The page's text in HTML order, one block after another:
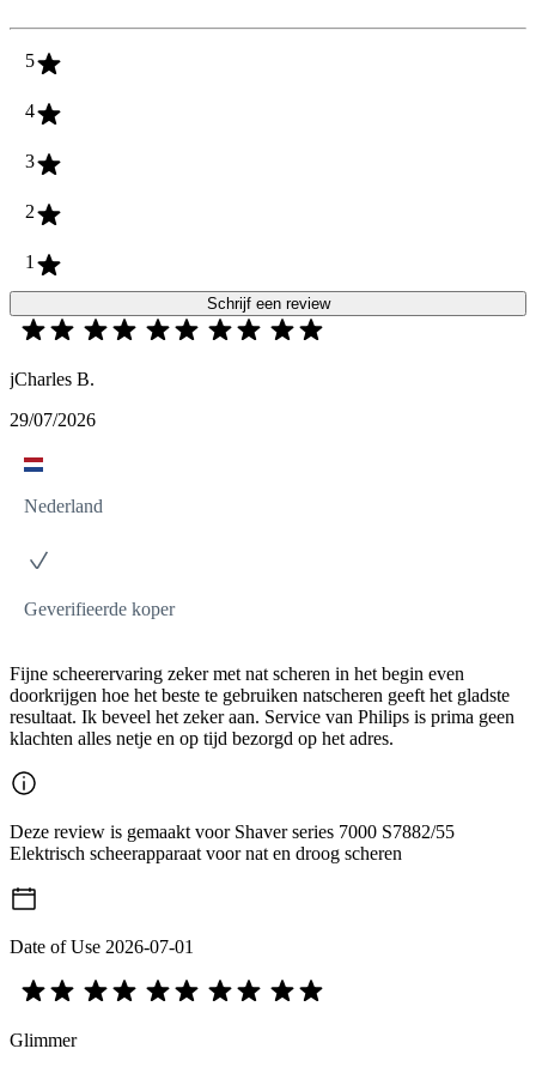
5
4
3
2
1
Schrijf een review
jCharles B.
29/07/2026
Nederland
Geverifieerde koper
Fijne scheerervaring zeker met nat scheren in het begin even
doorkrijgen hoe het beste te gebruiken natscheren geeft het gladste
resultaat. Ik beveel het zeker aan. Service van Philips is prima geen
klachten alles netje en op tijd bezorgd op het adres.
Deze review is gemaakt voor Shaver series 7000 S7882/55
Elektrisch scheerapparaat voor nat en droog scheren
Date of Use 2026-07-01
Glimmer